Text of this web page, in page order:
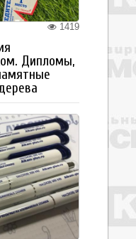
1419
Дипломы,